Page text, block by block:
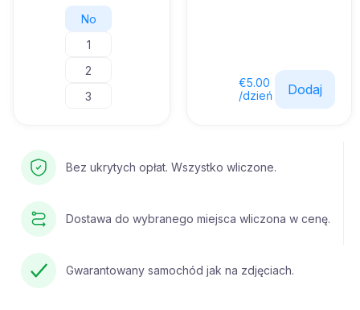
No
1
2
3
€5.00
/dzień
Dodaj
Bez ukrytych opłat. Wszystko wliczone.
Dostawa do wybranego miejsca wliczona w cenę.
Gwarantowany samochód jak na zdjęciach.